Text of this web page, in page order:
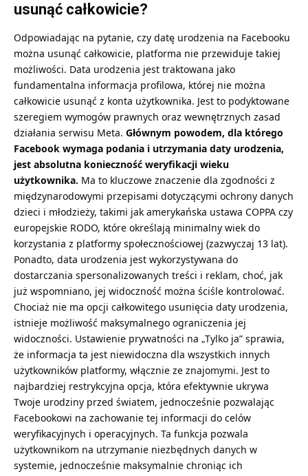
usunąć całkowicie?
Odpowiadając na pytanie, czy datę urodzenia na Facebooku
można usunąć całkowicie, platforma nie przewiduje takiej
możliwości. Data urodzenia jest traktowana jako
fundamentalna informacja profilowa, której nie można
całkowicie usunąć z konta użytkownika. Jest to podyktowane
szeregiem wymogów prawnych oraz wewnętrznych zasad
działania serwisu Meta. Głównym powodem, dla którego
Facebook wymaga podania i utrzymania daty urodzenia,
jest absolutna konieczność weryfikacji wieku
użytkownika. Ma to kluczowe znaczenie dla zgodności z
międzynarodowymi przepisami dotyczącymi ochrony danych
dzieci i młodzieży, takimi jak amerykańska ustawa COPPA czy
europejskie RODO, które określają minimalny wiek do
korzystania z platformy społecznościowej (zazwyczaj 13 lat).
Ponadto, data urodzenia jest wykorzystywana do
dostarczania spersonalizowanych treści i reklam, choć, jak
już wspomniano, jej widoczność można ściśle kontrolować.
Chociaż nie ma opcji całkowitego usunięcia daty urodzenia,
istnieje możliwość maksymalnego ograniczenia jej
widoczności. Ustawienie prywatności na „Tylko ja” sprawia,
że informacja ta jest niewidoczna dla wszystkich innych
użytkowników platformy, włącznie ze znajomymi. Jest to
najbardziej restrykcyjna opcja, która efektywnie ukrywa
Twoje urodziny przed światem, jednocześnie pozwalając
Facebookowi na zachowanie tej informacji do celów
weryfikacyjnych i operacyjnych. Ta funkcja pozwala
użytkownikom na utrzymanie niezbędnych danych w
systemie, jednocześnie maksymalnie chroniąc ich